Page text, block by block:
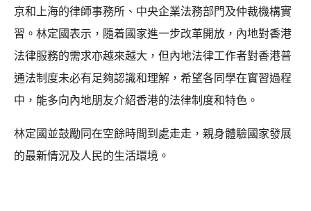
京和上海的律師事務所、中央企業法務部門及仲裁機構實
習。林定國表示，隨着國家進一步改革開放，內地對香港
法律服務的需求亦越來越大，但內地法律工作者對香港普
通法制度未必有足夠認識和理解，希望各同學在實習過程
中，能多向內地朋友介紹香港的法律制度和特色。
林定國並鼓勵同在空餘時間到處走走，親身體驗國家發展
的最新情況及人民的生活環境。